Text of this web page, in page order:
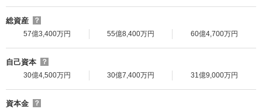
総資産
？
57億3,400万円
55億8,400万円 60億4,700万円
自己資本
？
30億4,500万円
30億7,400万円 31億9,000万円
資本金
？